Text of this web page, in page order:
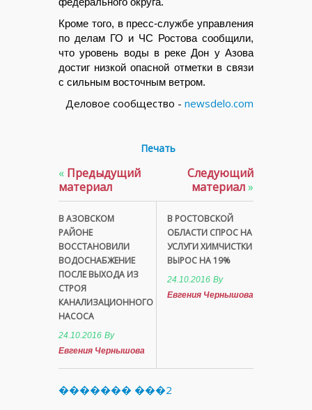
Кроме того, в пресс-службе управления
по делам ГО и ЧС Ростова сообщили,
что уровень воды в реке Дон у Азова
достиг низкой опасной отметки в связи
с сильным восточным ветром.
Деловое сообщество - newsdelo.com
Печать
« Предыдущий
материал
В АЗОВСКОМ
РАЙОНЕ
ВОССТАНОВИЛИ
ВОДОСНАБЖЕНИЕ
ПОСЛЕ ВЫХОДА ИЗ
СТРОЯ
КАНАЛИЗАЦИОННОГО
НАСОСА
24.10.2016 By
Евгения Чернышова
Следующий
материал»
В РОСТОВСКОЙ
ОБЛАСТИ СПРОС НА
УСЛУГИ ХИМЧИСТКИ
ВЫРОС НА 19%
24.10.2016 By
Евгения Чернышова
������� ���2